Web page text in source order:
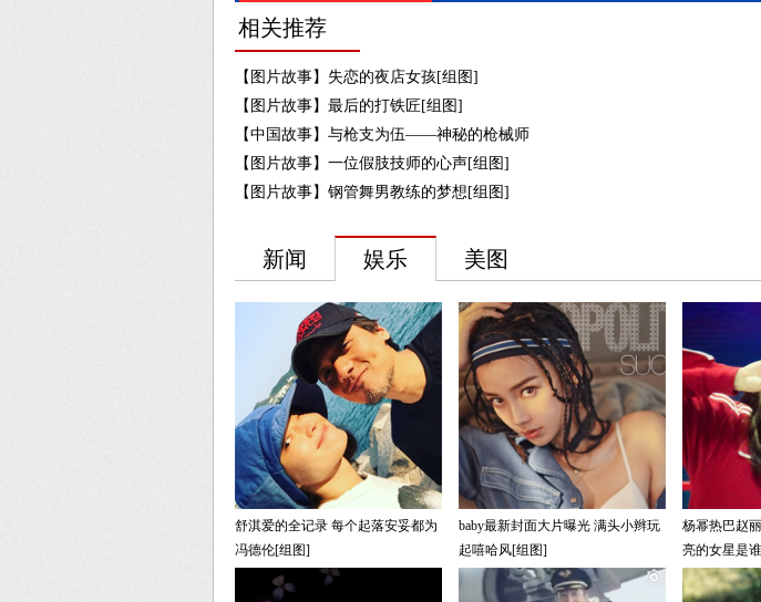
相关推荐
【图片故事】失恋的夜店女孩[组图]
【图片故事】最后的打铁匠[组图]
【中国故事】与枪支为伍——神秘的枪械师
【图片故事】一位假肢技师的心声[组图]
【图片故事】钢管舞男教练的梦想[组图]